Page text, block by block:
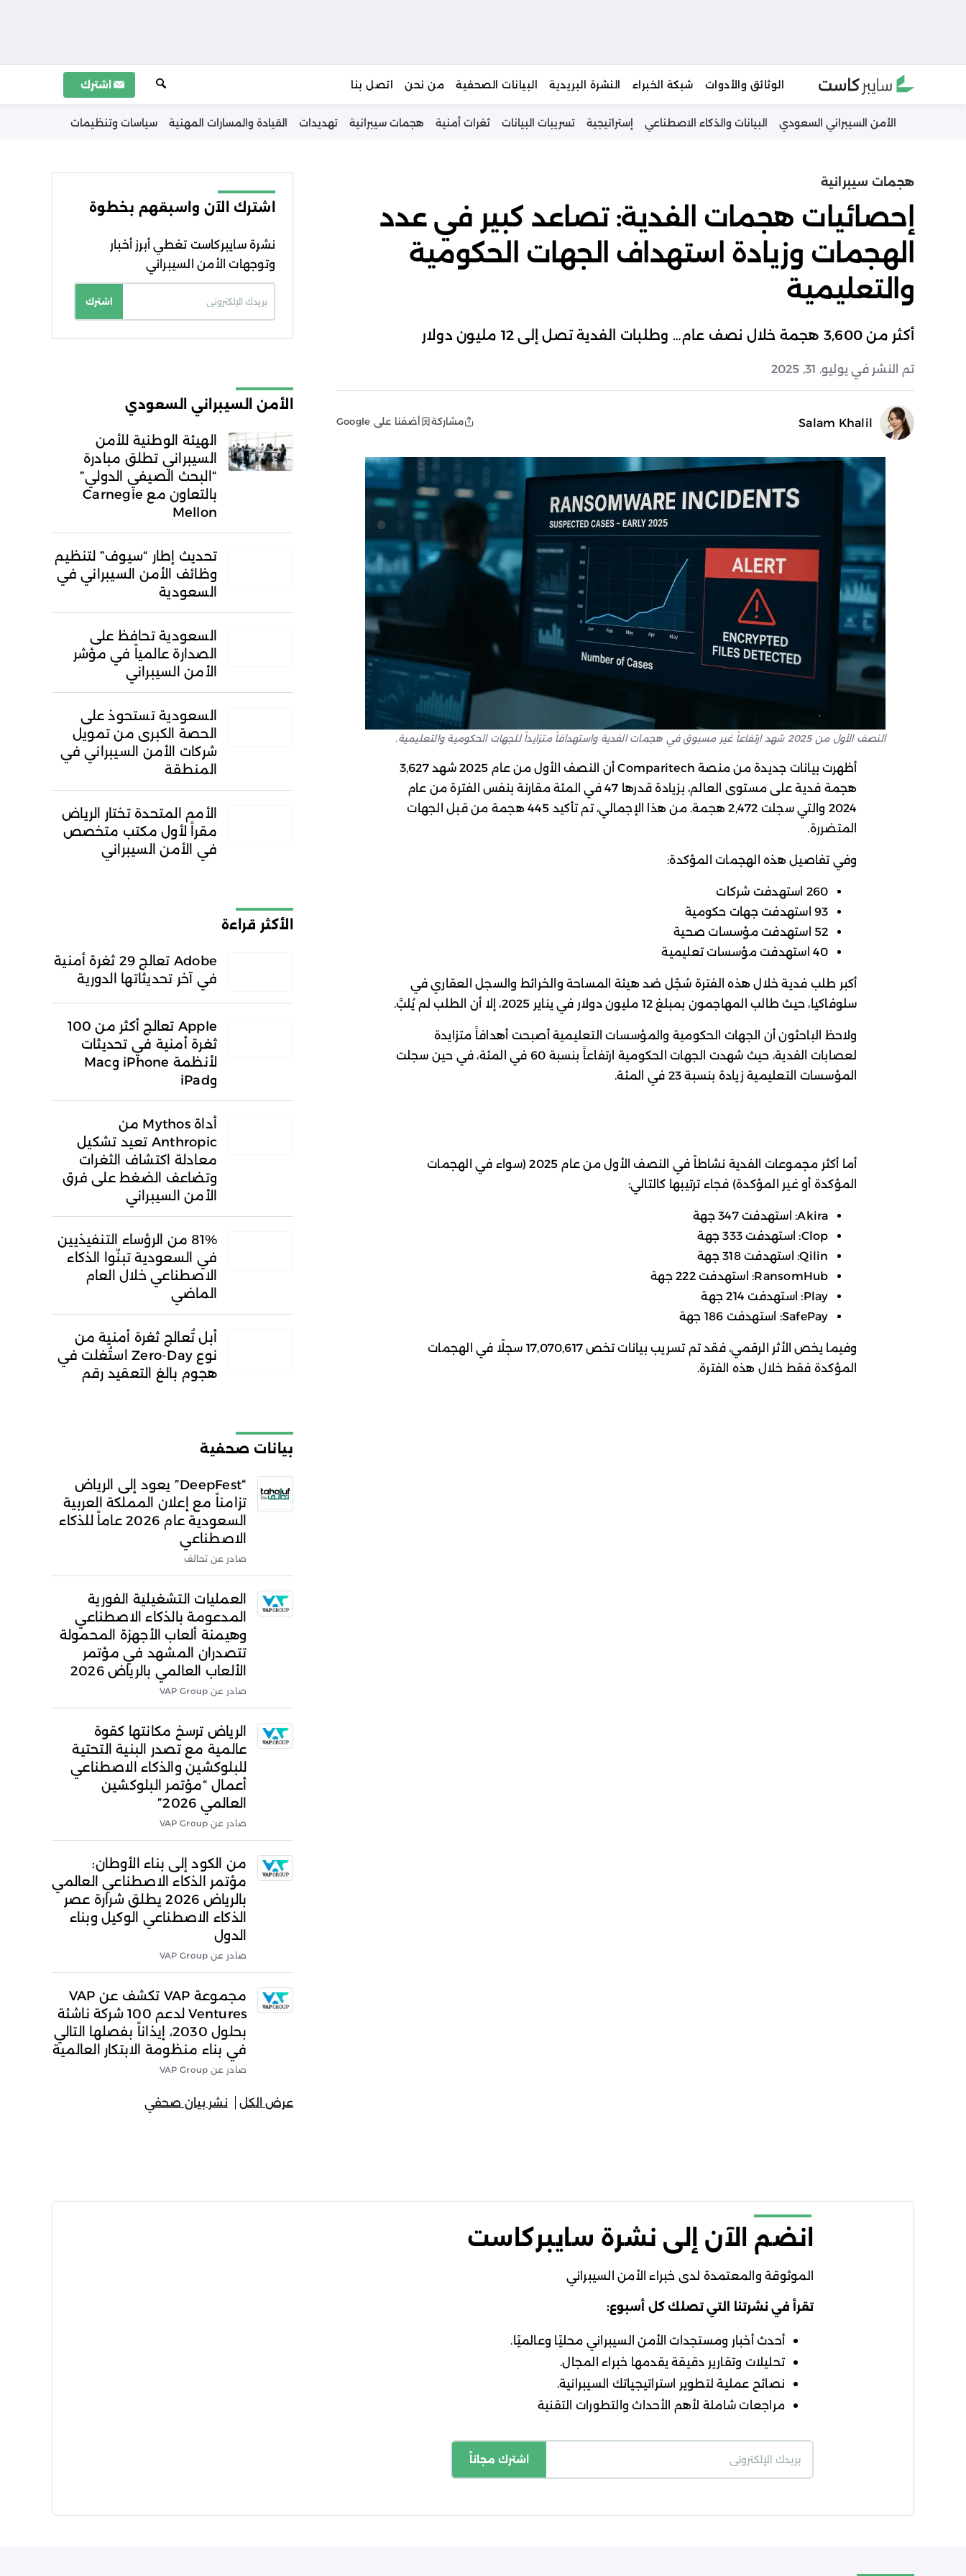
الوثائق والأدوات شبكة الخبراء النشرة البريدية البيانات الصحفية من نحن اتصل بنا اشترك يبحث
الأمن السيبراني السعودي البيانات والذكاء الاصطناعي إستراتيجية تسريبات البيانات ثغرات أمنية هجمات سيبرانية تهديدات القيادة والمسارات المهنية سياسات وتنظيمات
هجمات سيبرانية
إحصائيات هجمات الفدية: تصاعد كبير في عدد
الهجمات وزيادة استهداف الجهات الحكومية
والتعليمية
أكثر من 3,600 هجمة خلال نصف عام… وطلبات الفدية تصل إلى 12 مليون دولار
تم النشر في يوليو. 31, 2025
Salam Khalil مشاركة أضفنا على Google
النصف الأول من 2025 شهد ارتفاعاً غير مسبوق في هجمات الفدية واستهدافاً متزايداً للجهات الحكومية والتعليمية.
أظهرت بيانات جديدة من منصة Comparitech أن النصف الأول من عام 2025 شهد 3,627
هجمة فدية على مستوى العالم، بزيادة قدرها 47 في المئة مقارنة بنفس الفترة من عام
2024 والتي سجلت 2,472 هجمة. من هذا الإجمالي، تم تأكيد 445 هجمة من قبل الجهات
المتضررة.
وفي تفاصيل هذه الهجمات المؤكدة:
260 استهدفت شركات
93 استهدفت جهات حكومية
52 استهدفت مؤسسات صحية
40 استهدفت مؤسسات تعليمية
أكبر طلب فدية خلال هذه الفترة سُجّل ضد هيئة المساحة والخرائط والسجل العقاري في
سلوفاكيا، حيث طالب المهاجمون بمبلغ 12 مليون دولار في يناير 2025، إلا أن الطلب لم يُلبَّ.
ولاحظ الباحثون أن الجهات الحكومية والمؤسسات التعليمية أصبحت أهدافاً متزايدة
لعصابات الفدية، حيث شهدت الجهات الحكومية ارتفاعاً بنسبة 60 في المئة، في حين سجلت
المؤسسات التعليمية زيادة بنسبة 23 في المئة.
أما أكثر مجموعات الفدية نشاطاً في النصف الأول من عام 2025 (سواء في الهجمات
المؤكدة أو غير المؤكدة) فجاء ترتيبها كالتالي:
Akira: استهدفت 347 جهة
Clop: استهدفت 333 جهة
Qilin: استهدفت 318 جهة
RansomHub: استهدفت 222 جهة
Play: استهدفت 214 جهة
SafePay: استهدفت 186 جهة
وفيما يخص الأثر الرقمي، فقد تم تسريب بيانات تخص 17,070,617 سجلًا في الهجمات
المؤكدة فقط خلال هذه الفترة.
اشترك الآن واسبقهم بخطوة
نشرة سايبركاست تغطي أبرز أخبار
وتوجهات الأمن السيبراني
اشترك
الخصوصية
الأمن السيبراني السعودي
الهيئة الوطنية للأمن
السيبراني تطلق مبادرة
“البحث الصيفي الدولي”
بالتعاون مع Carnegie
Mellon
تحديث إطار “سيوف” لتنظيم
وظائف الأمن السيبراني في
السعودية
السعودية تحافظ على
الصدارة عالمياً في مؤشر
الأمن السيبراني
السعودية تستحوذ على
الحصة الكبرى من تمويل
شركات الأمن السيبراني في
المنطقة
الأمم المتحدة تختار الرياض
مقراً لأول مكتب متخصص
في الأمن السيبراني
الأكثر قراءة
Adobe تعالج 29 ثغرة أمنية
في آخر تحديثاتها الدورية
Apple تعالج أكثر من 100
ثغرة أمنية في تحديثات
لأنظمة iPhone وMac
وiPad
أداة Mythos من
Anthropic تعيد تشكيل
معادلة اكتشاف الثغرات
وتضاعف الضغط على فرق
الأمن السيبراني
81% من الرؤساء التنفيذيين
في السعودية تبنّوا الذكاء
الاصطناعي خلال العام
الماضي
أبل تُعالج ثغرة أمنية من
نوع Zero-Day استُغلت في
هجوم بالغ التعقيد رقم
بيانات صحفية
“DeepFest” يعود إلى الرياض
تزامناً مع إعلان المملكة العربية
السعودية عام 2026 عاماً للذكاء
الاصطناعي
صادر عن تحالف
العمليات التشغيلية الفورية
المدعومة بالذكاء الاصطناعي
وهيمنة ألعاب الأجهزة المحمولة
تتصدران المشهد في مؤتمر
الألعاب العالمي بالرياض 2026
صادر عن VAP Group
الرياض ترسخ مكانتها كقوة
عالمية مع تصدر البنية التحتية
للبلوكشين والذكاء الاصطناعي
أعمال “مؤتمر البلوكشين
العالمي 2026”
صادر عن VAP Group
من الكود إلى بناء الأوطان:
مؤتمر الذكاء الاصطناعي العالمي
بالرياض 2026 يطلق شرارة عصر
الذكاء الاصطناعي الوكيل وبناء
الدول
صادر عن VAP Group
مجموعة VAP تكشف عن VAP
Ventures لدعم 100 شركة ناشئة
بحلول 2030، إيذاناً بفصلها التالي
في بناء منظومة الابتكار العالمية
صادر عن VAP Group
عرض الكل نشر بيان صحفي
انضم الآن إلى نشرة سايبركاست
الموثوقة والمعتمدة لدى خبراء الأمن السيبراني
تقرأ في نشرتنا التي تصلك كل أسبوع:
أحدث أخبار ومستجدات الأمن السيبراني محليًا وعالميًا.
تحليلات وتقارير دقيقة يقدمها خبراء المجال.
نصائح عملية لتطوير استراتيجياتك السيبرانية.
مراجعات شاملة لأهم الأحداث والتطورات التقنية
اشترك مجاناً